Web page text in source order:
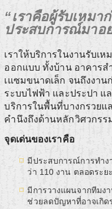
“เราคือผู้รับเหมา
ประสบการณ์มาอ
เราให้บริการในงานรับเ
ออกแบบ ทั้งบ้าน อาคาร
เแซมขนาดเล็ก จนถึงงา
ระบบไฟฟ้า และประปา แ
บริการในพื้นที่บางกรวยแ
คำนึงถึงด้านหลักวิศวกรร
จุดเด่นของเราคือ
มีประสบการณ์การทำ
ว่า 110 งาน ตลอดระย
มีการวางแผนจากทีมง
ช่วยลดปัญหาที่อาจเกิด